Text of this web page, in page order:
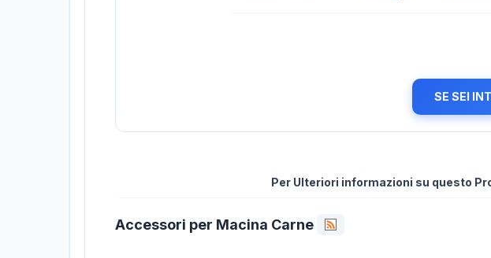
SE SEI
Per Ulteriori informazioni su questo
Accessori per Macina Carne